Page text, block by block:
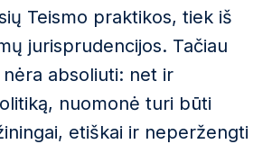
Teismo praktikos, tiek iš
jurisprudencijos. Tačiau
absoliuti: net ir
nuomonė turi būti
etiškai ir neperžengti